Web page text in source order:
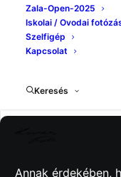
Zala-Open-2025
Iskolai / Ovodai
Szelfigép
Kapcsolat
Keresés